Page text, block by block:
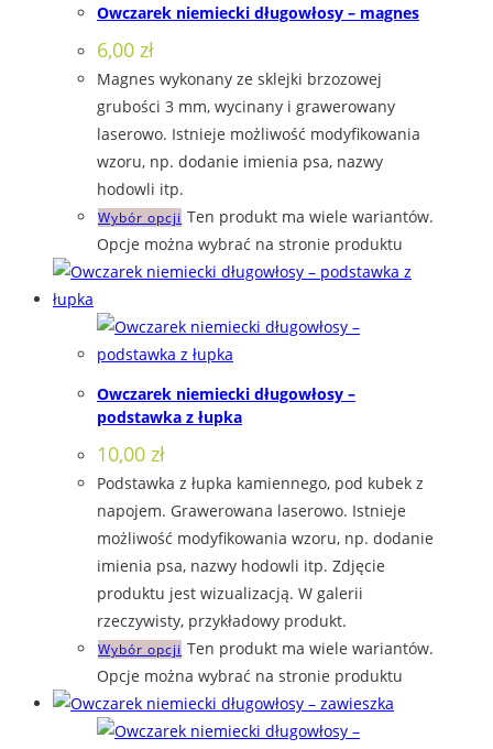
Owczarek niemiecki długowłosy – magnes
6,00 zł
Magnes wykonany ze sklejki brzozowej
grubości 3 mm, wycinany i grawerowany
laserowo. Istnieje możliwość modyfikowania
wzoru, np. dodanie imienia psa, nazwy
hodowli itp.
Wybór opcji Ten produkt ma wiele wariantów.
Opcje można wybrać na stronie produktu
Owczarek niemiecki długowłosy –
podstawka z łupka
10,00 zł
Podstawka z łupka kamiennego, pod kubek z
napojem. Grawerowana laserowo. Istnieje
możliwość modyfikowania wzoru, np. dodanie
imienia psa, nazwy hodowli itp. Zdjęcie
produktu jest wizualizacją. W galerii
rzeczywisty, przykładowy produkt.
Wybór opcji Ten produkt ma wiele wariantów.
Opcje można wybrać na stronie produktu